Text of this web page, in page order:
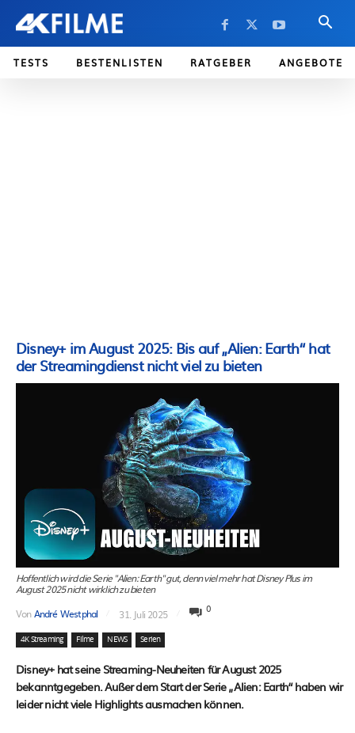
TESTS BESTENLISTEN RATGEBER ANGEBOTE
Disney+ im August 2025: Bis auf „Alien: Earth“ hat
der Streamingdienst nicht viel zu bieten
Hoffentlich wird die Serie "Alien: Earth" gut, denn viel mehr hat Disney Plus im
August 2025 nicht wirklich zu bieten
VonAndré Westphal 31. Juli 2025 0
4K Streaming Filme NEWS Serien
Disney+ hat seine Streaming-Neuheiten für August 2025
bekanntgegeben. Außer dem Start der Serie „Alien: Earth“ haben wir
leider nicht viele Highlights ausmachen können.